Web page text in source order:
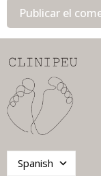
Spanish